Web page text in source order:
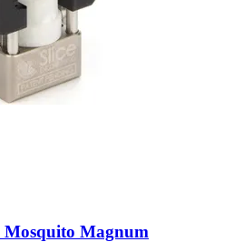
Mosquito Magnum